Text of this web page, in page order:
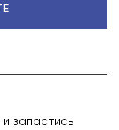
запастись